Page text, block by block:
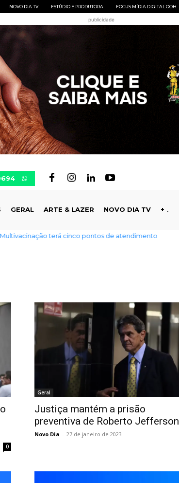
NOVO DIA TV ESTÚDIO E PRODUTORA FOCUS MÍDIA DIGITAL OOH
publicidade
GERAL ARTE & LAZER NOVO DIA TV +
terá cinco pontos de atendimento
0
Geral
Justiça mantém a prisão
preventiva de Roberto Jefferson
Novo Dia - 27 de janeiro de 2023